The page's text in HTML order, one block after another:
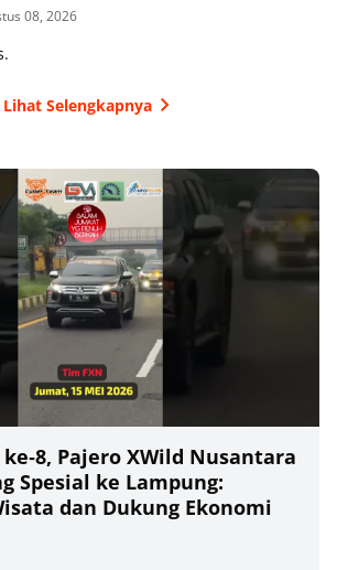
08, 2026
Lihat Selengkapnya
Pajero XWild Nusantara
Spesial ke Lampung:
dan Dukung Ekonomi